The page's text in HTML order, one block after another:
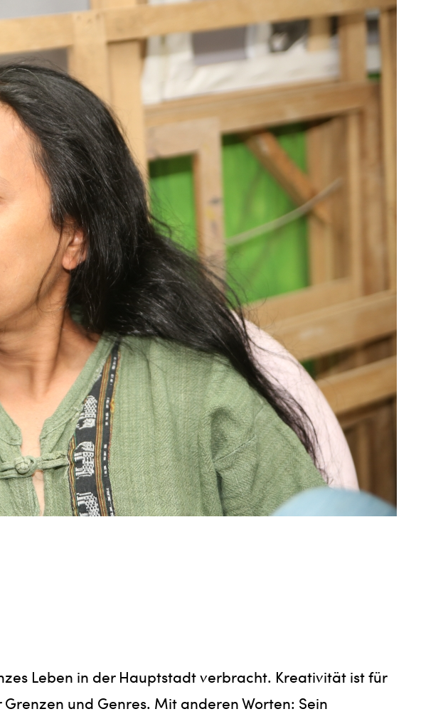
Leben in der Hauptstadt verbracht. Kreativität ist für
und Genres. Mit anderen Worten: Sein